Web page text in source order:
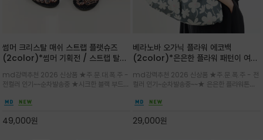
썸머 크리스탈 매쉬 스트랩 플랫슈즈
(2color)*썸머 기획전 / 스트랩 탈착
세한 메쉬 짜임 위로 은은하게 반짝이는
크리스탈 디테일을 더한 플랫슈즈
md강력추천 2026 신상품 ★주.문.대.폭.주 -
전컬러 인기~~순차발송중 ★시크한 블랙 부드러
하게 좋으며 가볍고 시원해 데일리 만능 아이템 /
49,000원
베라노바 오가닉 플라워 에코백
(2color)*은은한 플라워 패턴이 여름
코백
md강력추천 2026 신상품 ★주.문.폭.주 - 전
컬러 인기~순차발송중~~★ 은은한 플라워톤이
고급스럽게 내추럴한 감성의 천연 오가닉 코튼소
해져 완성
29,000원